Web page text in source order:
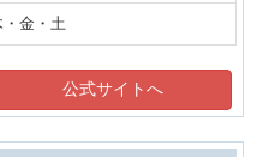
金・土
公式サイトへ